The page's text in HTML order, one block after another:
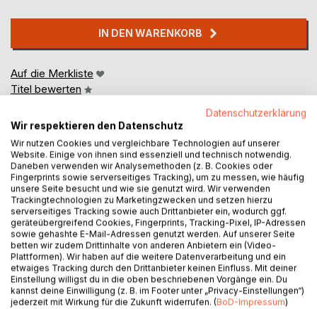
IN DEN WARENKORB
Auf die Merkliste
Titel bewerten
BESCHREIBUNG
Manuskript zur Vortragsreihe (Erstauflage)
mit rund 180 Abbildungen
Aspekte jüdischer Kunst in Deutschland im Kontext einer
3000-jährigen internationalen Tradition
Datenschutzerklärung
Wir respektieren den Datenschutz
Wir nutzen Cookies und vergleichbare Technologien auf unserer
Website. Einige von ihnen sind essenziell und technisch notwendig.
Daneben verwenden wir Analysemethoden (z. B. Cookies oder
Fingerprints sowie serverseitiges Tracking), um zu messen, wie häufig
unsere Seite besucht und wie sie genutzt wird. Wir verwenden
Trackingtechnologien zu Marketingzwecken und setzen hierzu
serverseitiges Tracking sowie auch Drittanbieter ein, wodurch ggf.
geräteübergreifend Cookies, Fingerprints, Tracking-Pixel, IP-Adressen
sowie gehashte E-Mail-Adressen genutzt werden. Auf unserer Seite
betten wir zudem Drittinhalte von anderen Anbietern ein (Video-
Plattformen). Wir haben auf die weitere Datenverarbeitung und ein
etwaiges Tracking durch den Drittanbieter keinen Einfluss. Mit deiner
Einstellung willigst du in die oben beschriebenen Vorgänge ein. Du
kannst deine Einwilligung (z. B. im Footer unter „Privacy-Einstellungen“)
jederzeit mit Wirkung für die Zukunft widerrufen. (BoD-Impressum)